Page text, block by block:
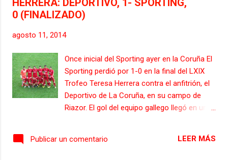
disponer de los minutos que no tuvo el
curso pasado. Durante la pretemporada
Abelardo comentaron en varias ocasiones la
continuar con la progresión que le llevó a ser
el capitán de la selección española sub 19.
En ese sentido, Serrano está llamado a tener
más protagonismo ante la ausencia de
fichajes y la presencia de solo dos
posición en la que jugaba habitualmente en
HERRERA: DEPORTIVO, 1- SPORTING,
0 (FINALIZADO)
agosto 11, 2014
Once inicial del Sporting ayer en la Coruña El
Sporting perdió por 1-0 en la final del LXIX
Trofeo Teresa Herrera contra el anfitrión, el
Deportivo de La Coruña, en su campo de
Riazor. El gol del equipo gallego llegó en una
saque de esquina. El conjunto gijonés había
Publicar un comentario LEER MÁS